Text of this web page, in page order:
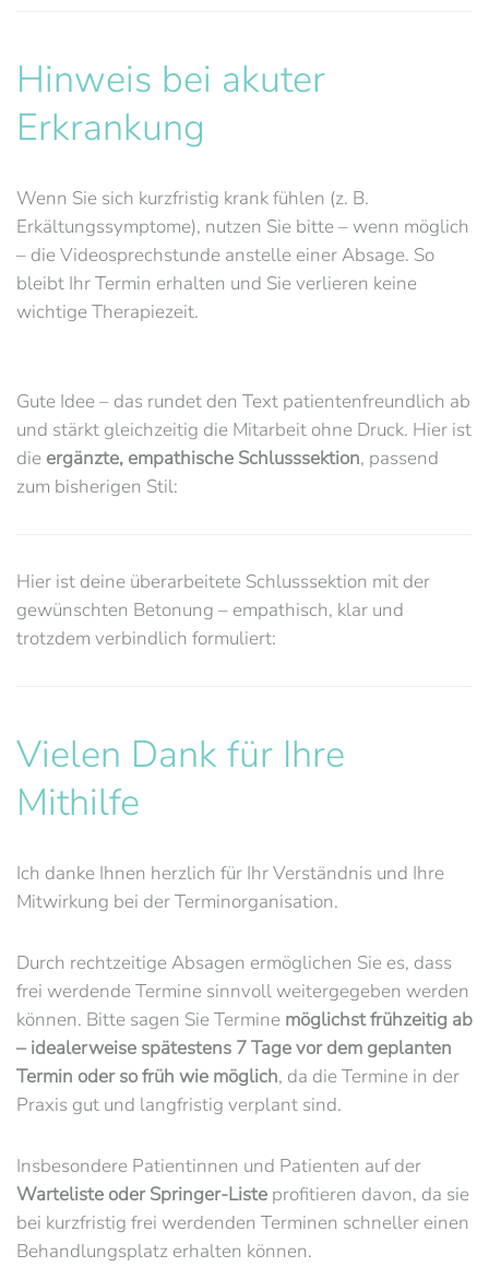
Hinweis bei akuter
Erkrankung
Wenn Sie sich kurzfristig krank fühlen (z. B.
Erkältungssymptome), nutzen Sie bitte – wenn möglich
– die Videosprechstunde anstelle einer Absage. So
bleibt Ihr Termin erhalten und Sie verlieren keine
wichtige Therapiezeit.
Gute Idee – das rundet den Text patientenfreundlich ab
und stärkt gleichzeitig die Mitarbeit ohne Druck. Hier ist
die ergänzte, empathische Schlusssektion, passend
zum bisherigen Stil:
Hier ist deine überarbeitete Schlusssektion mit der
gewünschten Betonung – empathisch, klar und
trotzdem verbindlich formuliert:
Vielen Dank für Ihre
Mithilfe
Ich danke Ihnen herzlich für Ihr Verständnis und Ihre
Mitwirkung bei der Terminorganisation.
Durch rechtzeitige Absagen ermöglichen Sie es, dass
frei werdende Termine sinnvoll weitergegeben werden
können. Bitte sagen Sie Termine möglichst frühzeitig ab
– idealerweise spätestens 7 Tage vor dem geplanten
Termin oder so früh wie möglich, da die Termine in der
Praxis gut und langfristig verplant sind.
Insbesondere Patientinnen und Patienten auf der
Warteliste oder Springer-Liste profitieren davon, da sie
bei kurzfristig frei werdenden Terminen schneller einen
Behandlungsplatz erhalten können.